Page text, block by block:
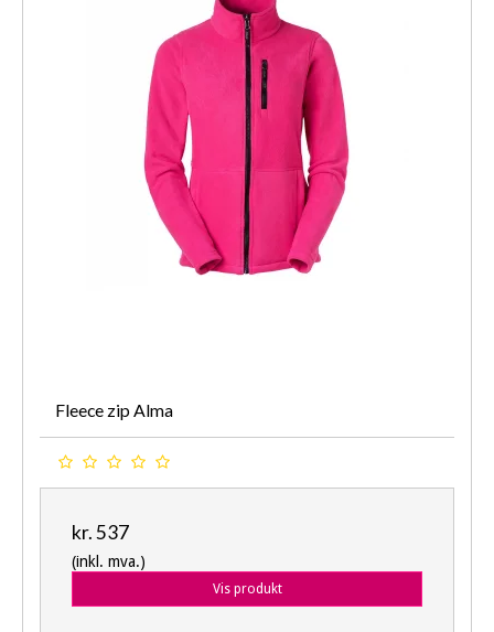
Fleece zip Alma
kr. 537
(inkl. mva.)
Vis produkt